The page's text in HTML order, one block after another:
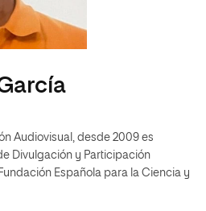
Audiovisual, desde 2009 es
Divulgación y Participación
Española para la Ciencia y